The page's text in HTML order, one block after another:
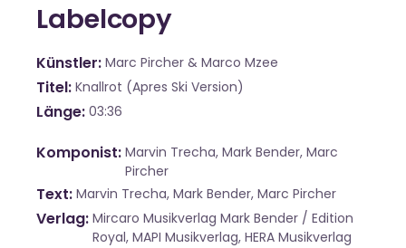
Labelcopy
Künstler Marc Pircher & Marco Mzee
Titel Knallrot (Apres Ski Version)
Länge 03:36
Komponist Marvin Trecha, Mark Bender, Marc
Pircher
Text Marvin Trecha, Mark Bender, Marc Pircher
Verlag Mircaro Musikverlag Mark Bender / Edition
Royal, MAPI Musikverlag, HERA Musikverlag